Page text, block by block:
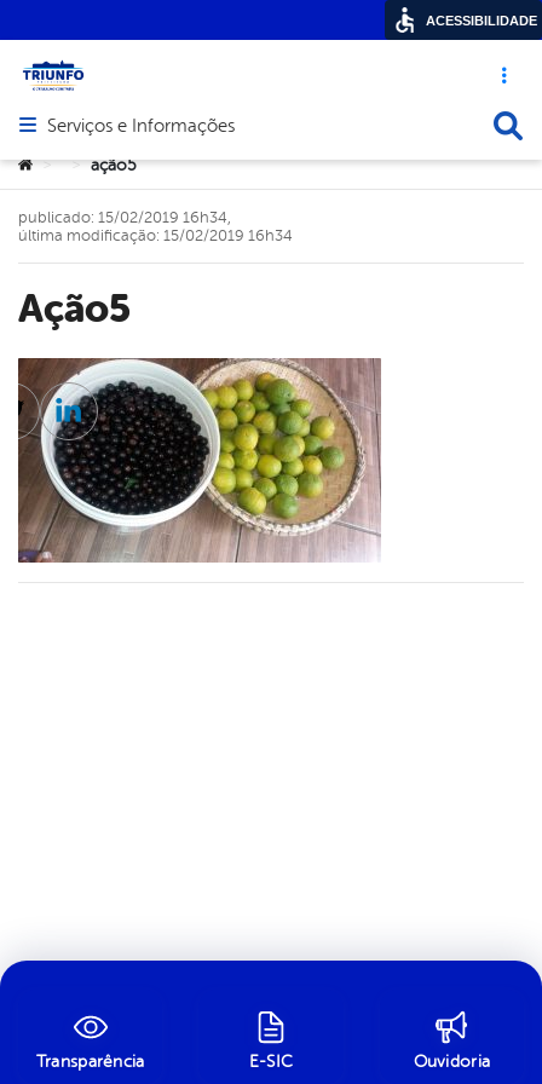
Acesso
Abrir menu principal de navegação
Serviços e Informações
Você está aqui:
> > ação5
ação5
publicado: 15/02/2019 16h34,
última modificação: 15/02/2019 16h34
Twitter
Linkedin
Transparência E-SIC Ouvidoria
ACESSIBILIDADE